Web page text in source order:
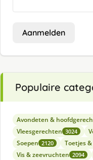
Aanmelden
Populaire
Avondeten &
Vleesgerechten 3024
Soepen 2120 Toetjes
Vis & zeevruchten 2094